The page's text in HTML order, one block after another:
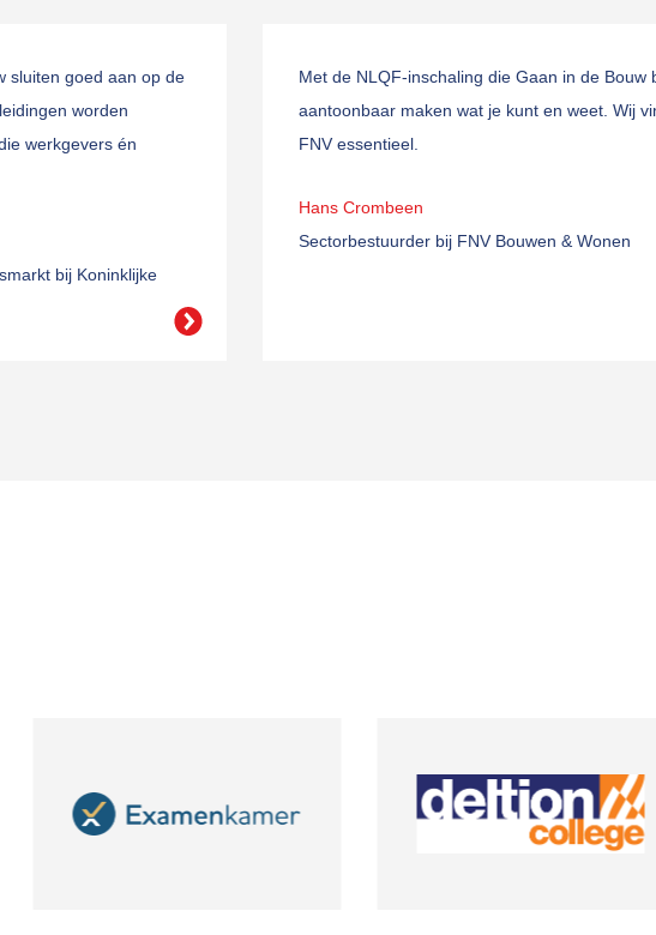
sluiten goed aan op de
worden
werkgevers én
bij Koninklijke
Met de NLQF-inschaling die Gaan in de Bouw
aantoonbaar maken wat je kunt en weet. Wij
FNV essentieel.
Hans Crombeen
Sectorbestuurder bij FNV Bouwen & Wonen